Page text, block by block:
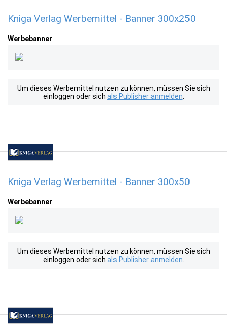
Kniga Verlag Werbemittel - Banner 300x250
Werbebanner
Um dieses Werbemittel nutzen zu können, müssen Sie sich
einloggen oder sich als Publisher anmelden
Kniga Verlag Werbemittel - Banner 300x50
Werbebanner
Um dieses Werbemittel nutzen zu können, müssen Sie sich
einloggen oder sich als Publisher anmelden